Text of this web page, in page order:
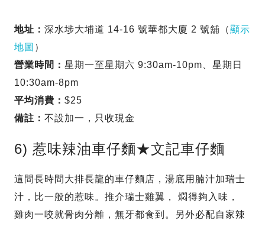
地址： 深水埗大埔道 14-16 號華都大廈 2 號舖（顯示
地圖 ）
營業時間： 星期一至星期六 9:30am-10pm、星期日
10:30am-8pm
平均消費： $25
備註： 不設加一，只收現金
6) 惹味辣油車仔麵★文記車仔麵
這間長時間大排長龍的車仔麵店，湯底用腩汁加瑞士
汁，比一般的惹味。推介瑞士雞翼， 燜得夠入味，
雞肉一咬就骨肉分離，無牙都食到。另外必配自家辣